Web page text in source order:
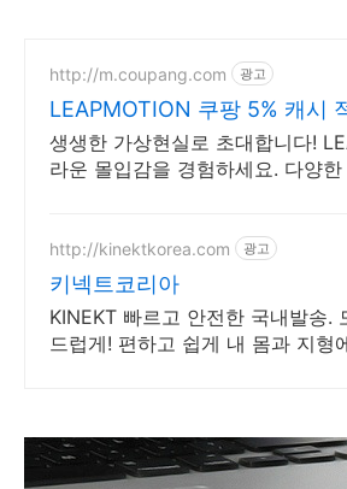
http://m.coupang.com 광고
LEAPMOTION 쿠팡 5% 캐시
생생한 가상현실로 초대합니다!
라운 몰입감을 경험하세요. 다양한
http://kinektkorea.com 광고
키넥트코리아
KINEKT 빠르고 안전한 국내발송.
드럽게! 편하고 쉽게 내 몸과 지형